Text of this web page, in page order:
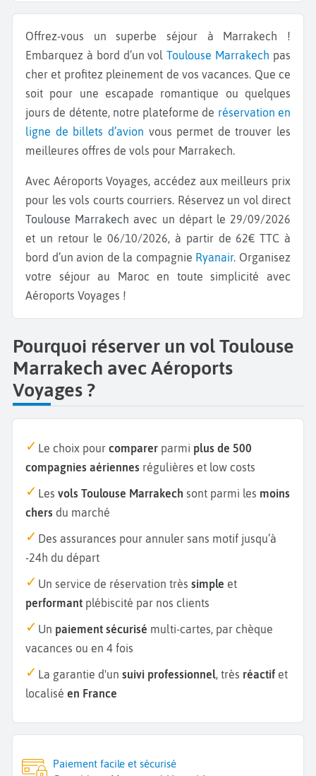
Offrez-vous un superbe séjour à Marrakech !
Embarquez à bord d’un volToulouse Marrakech pas
cher et profitez pleinement de vos vacances. Que ce
soit pour une escapade romantique ou quelques
jours de détente, notre plateforme de réservation en
ligne de billets d’avion vous permet de trouver les
meilleures offres de vols pour Marrakech.
Avec Aéroports Voyages, accédez aux meilleurs prix
pour les vols courts courriers. Réservez un vol direct
Toulouse Marrakechavec un départ le 29/09/2026
et un retour le 06/10/2026, à partir de 62€ TTC à
bord d’un avion de la compagnie Ryanair. Organisez
votre séjour au Maroc en toute simplicité avec
Aéroports Voyages !
Pourquoi réserver un vol Toulouse
Marrakech avec Aéroports
Voyages ?
Le choix pour comparer parmi plus de 500
compagnies aériennes régulières et low costs
Les vols Toulouse Marrakech sont parmi les moins
chers du marché
Des assurances pour annuler sans motif jusqu’à
-24h du départ
Un service de réservation très simple et
performant plébiscité par nos clients
Un paiement sécurisé multi-cartes, par chèque
vacances ou en 4 fois
La garantie d'un suivi professionnel, très réactif et
localisé en France
Paiement facile et sécurisé